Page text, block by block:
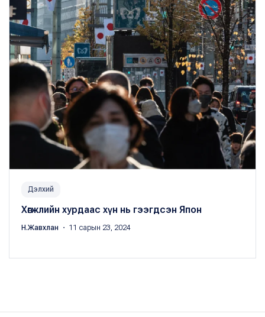
Дэлхий
Хөгжлийн хурдаас хүн нь гээгдсэн Япон
Н.Жавхлан ・ 11 сарын 23, 2024